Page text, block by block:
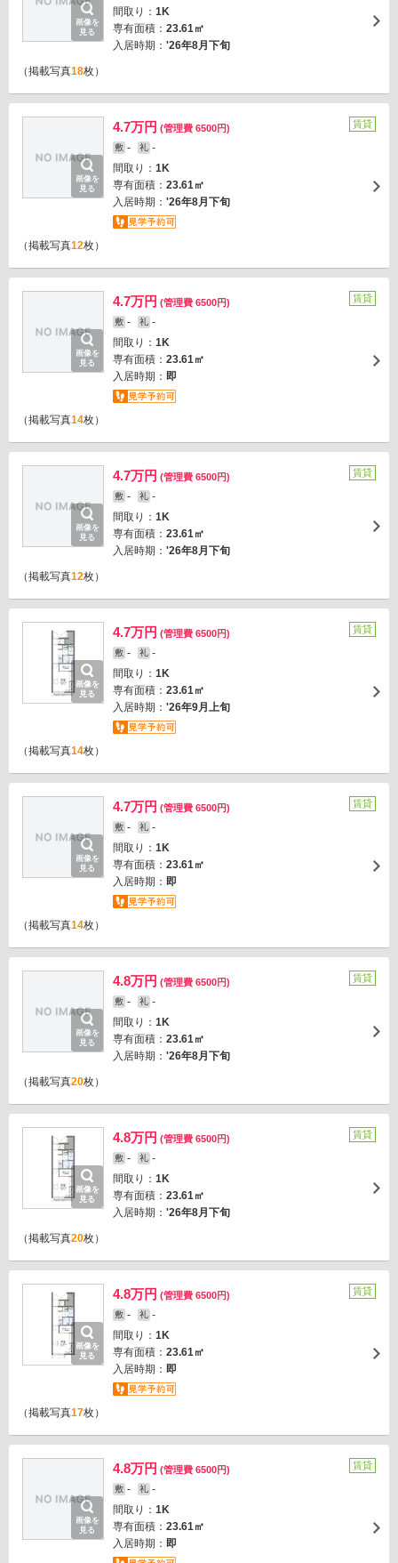
画像を
見る
間取り： 1K
専有面積： 23.61㎡
入居時期： '26年8月下旬
（掲載写真18枚）
画像を
見る
4.7万円 (管理費 6500円)
敷 - 礼 -
間取り： 1K
専有面積： 23.61㎡
入居時期： '26年8月下旬
賃貸
（掲載写真12枚）
画像を
見る
4.7万円 (管理費 6500円)
敷 - 礼 -
間取り： 1K
専有面積： 23.61㎡
入居時期： 即
賃貸
（掲載写真14枚）
画像を
見る
4.7万円 (管理費 6500円)
敷 - 礼 -
間取り： 1K
専有面積： 23.61㎡
入居時期： '26年8月下旬
賃貸
（掲載写真12枚）
画像を
見る
4.7万円 (管理費 6500円)
敷 - 礼 -
間取り： 1K
専有面積： 23.61㎡
入居時期： '26年9月上旬
賃貸
（掲載写真14枚）
画像を
見る
4.7万円 (管理費 6500円)
敷 - 礼 -
間取り： 1K
専有面積： 23.61㎡
入居時期： 即
賃貸
（掲載写真14枚）
画像を
見る
4.8万円 (管理費 6500円)
敷 - 礼 -
間取り： 1K
専有面積： 23.61㎡
入居時期： '26年8月下旬
賃貸
（掲載写真20枚）
画像を
見る
4.8万円 (管理費 6500円)
敷 - 礼 -
間取り： 1K
専有面積： 23.61㎡
入居時期： '26年8月下旬
賃貸
（掲載写真20枚）
画像を
見る
4.8万円 (管理費 6500円)
敷 - 礼 -
間取り： 1K
専有面積： 23.61㎡
入居時期： 即
賃貸
（掲載写真17枚）
画像を
見る
4.8万円 (管理費 6500円)
敷 - 礼 -
間取り： 1K
専有面積： 23.61㎡
入居時期： 即
賃貸